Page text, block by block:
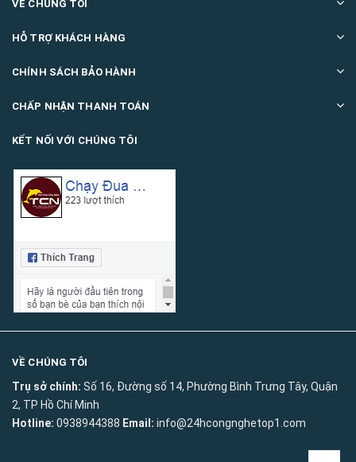
VỀ CHÚNG TÔI
HỖ TRỢ KHÁCH HÀNG
CHÍNH SÁCH BẢO HÀNH
CHẤP NHẬN THANH TOÁN
KẾT NỐI VỚI CHÚNG TÔI
VỀ CHÚNG TÔI
Trụ sở chính: Số 16, Đường số 14, Phường Bình Trưng Tây, Quận
2, TP Hồ Chí Minh
Hotline: 0938944388 Email: info@24hcongnghetop1.com